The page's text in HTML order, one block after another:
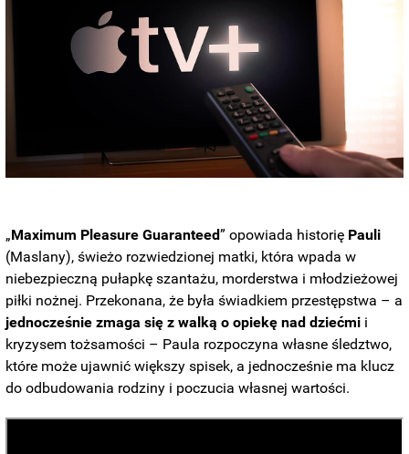
„Maximum Pleasure Guaranteed” opowiada historię Pauli
(Maslany), świeżo rozwiedzionej matki, która wpada w
niebezpieczną pułapkę szantażu, morderstwa i młodzieżowej
piłki nożnej. Przekonana, że ​​była świadkiem przestępstwa – a
jednocześnie zmaga się z walką o opiekę nad dziećmi i
kryzysem tożsamości – Paula rozpoczyna własne śledztwo,
które może ujawnić większy spisek, a jednocześnie ma klucz
do odbudowania rodziny i poczucia własnej wartości.